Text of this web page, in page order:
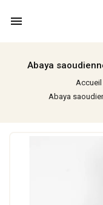
menu
Abaya
Accueil
Abaya